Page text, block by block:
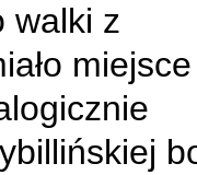
walki z